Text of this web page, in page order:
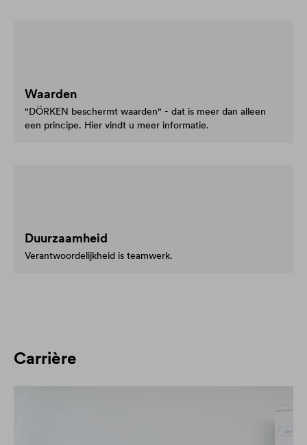
Waarden
"DÖRKEN beschermt waarden" - dat is meer dan alleen
een principe. Hier vindt u meer informatie.
Duurzaamheid
Verantwoordelijkheid is teamwerk.
Carrière